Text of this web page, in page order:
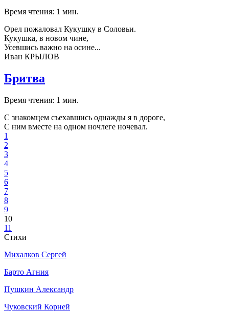
Время чтения: 1 мин.
Орел пожаловал Кукушку в Соловьи.
Кукушка, в новом чине,
Усевшись важно на осине...
Иван КРЫЛОВ
Бритва
Время чтения: 1 мин.
С знакомцем съехавшись однажды я в дороге,
С ним вместе на одном ночлеге ночевал.
1
2
3
4
5
6
7
8
9
10
11
Стихи
Михалков Сергей
Барто Агния
Пушкин Александр
Чуковский Корней